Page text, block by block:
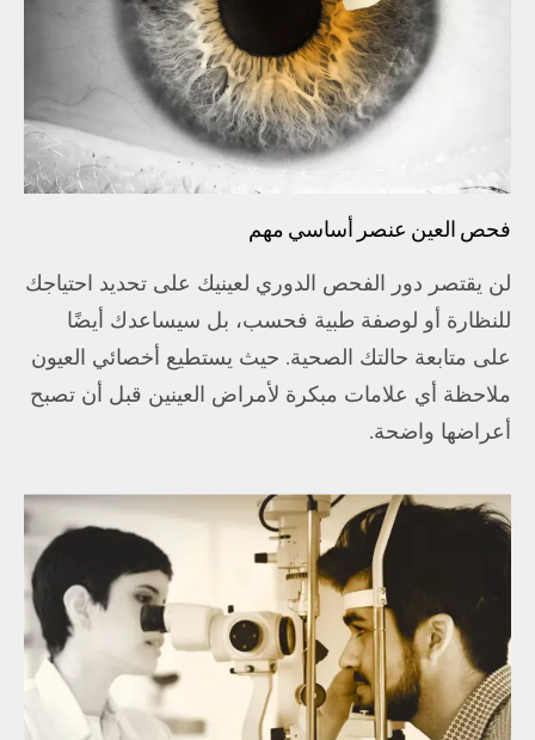
فحص العين عنصر أساسي مهم
لن يقتصر دور الفحص الدوري لعينيك على تحديد احتياجك
للنظارة أو لوصفة طبية فحسب، بل سيساعدك أيضًا
على متابعة حالتك الصحية. حيث يستطيع أخصائي العيون
ملاحظة أي علامات مبكرة لأمراض العينين قبل أن تصبح
أعراضها واضحة.